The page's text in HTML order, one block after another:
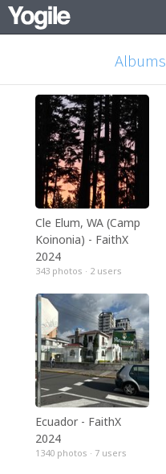
Albums
Cle Elum, WA (Camp
Koinonia) - FaithX
2024
343 photos · 2 users
Ecuador - FaithX
2024
1340 photos · 7 users